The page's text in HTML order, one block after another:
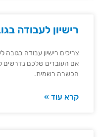
רישיון לעבודה
צריכים רישיון עבודה
אם העובדים שלכם נדרשים
הכשרה רשמית.
קרא עוד »